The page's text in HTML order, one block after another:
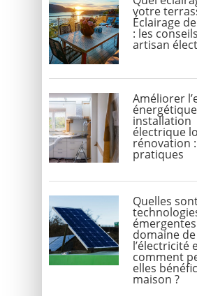
votre
Éclairage
: les
artisan
Améliorer
installation
électrique
rénovation
pratiques
Quelles
domaine de
l’électricité
comment
elles
maison ?